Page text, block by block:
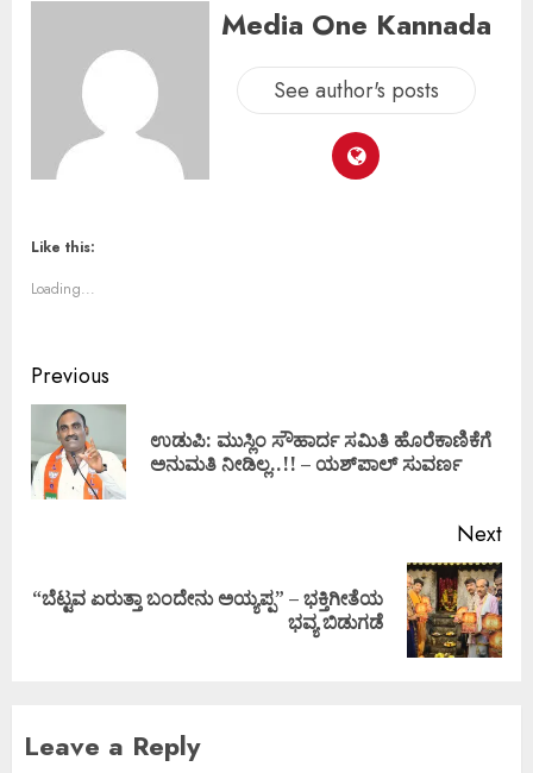
Media One Kannada
See author's posts
Like this:
Loading...
Previous
ಉಡುಪಿ: ಮುಸ್ಲಿಂ ಸೌಹಾರ್ದ ಸಮಿತಿ ಹೊರೆಕಾಣಿಕೆಗೆ
ಅನುಮತಿ ನೀಡಿಲ್ಲ..!! – ಯಶ್‌ಪಾಲ್ ಸುವರ್ಣ
Next
“ಬೆಟ್ಟವ ಏರುತ್ತಾ ಬಂದೇನು ಅಯ್ಯಪ್ಪ” – ಭಕ್ತಿಗೀತೆಯ
ಭವ್ಯ ಬಿಡುಗಡೆ
Leave a Reply